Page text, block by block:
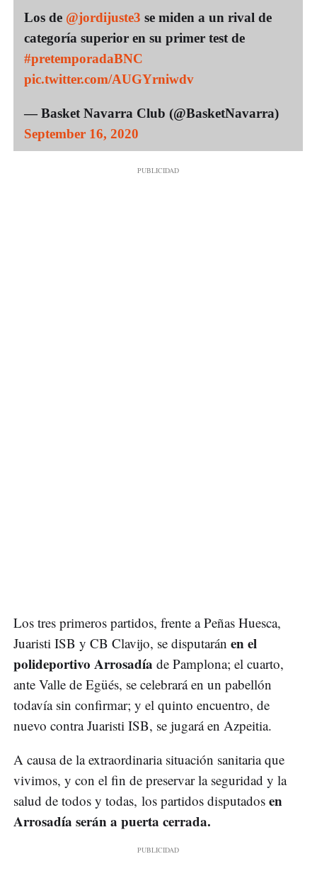
Los de @jordijuste3 se miden a un rival de
categoría superior en su primer test de
#pretemporadaBNC
pic.twitter.com/AUGYrniwdv
— Basket Navarra Club (@BasketNavarra)
September 16, 2020
Los tres primeros partidos, frente a Peñas Huesca,
Juaristi ISB y CB Clavijo, se disputarán en el
polideportivo Arrosadía de Pamplona; el cuarto,
ante Valle de Egüés, se celebrará en un pabellón
todavía sin confirmar; y el quinto encuentro, de
nuevo contra Juaristi ISB, se jugará en Azpeitia.
A causa de la extraordinaria situación sanitaria que
vivimos, y con el fin de preservar la seguridad y la
salud de todos y todas, los partidos disputados en
Arrosadía serán a puerta cerrada.